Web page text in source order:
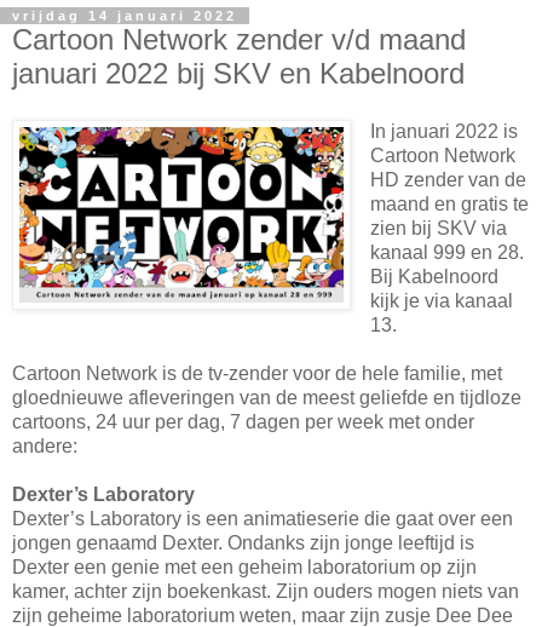
vrijdag 14 januari 2022
Cartoon Network zender v/d maand
januari 2022 bij SKV en Kabelnoord
In januari 2022 is
Cartoon Network
HD zender van de
maand en gratis te
zien bij SKV via
kanaal 999 en 28.
Bij Kabelnoord
kijk je via kanaal
13.
Cartoon Network is de tv-zender voor de hele familie, met
gloednieuwe afleveringen van de meest geliefde en tijdloze
cartoons, 24 uur per dag, 7 dagen per week met onder
andere:
Dexter’s Laboratory
Dexter’s Laboratory is een animatieserie die gaat over een
jongen genaamd Dexter. Ondanks zijn jonge leeftijd is
Dexter een genie met een geheim laboratorium op zijn
kamer, achter zijn boekenkast. Zijn ouders mogen niets van
zijn geheime laboratorium weten, maar zijn zusje Dee Dee